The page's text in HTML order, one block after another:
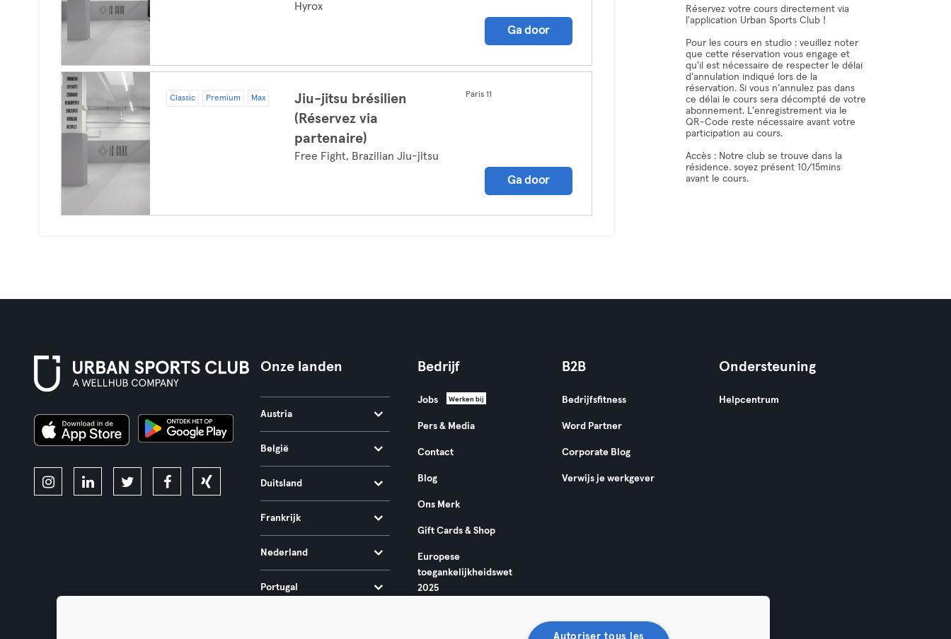
Hyrox
Ga door
Classic Premium Max
Jiu-jitsu brésilien
(Réservez via
partenaire)
Free Fight, Brazilian Jiu-jitsu
Paris 11
Ga door
Réservez votre cours directement via
l'application Urban Sports Club !
Pour les cours en studio : veuillez noter
que cette réservation vous engage et
qu'il est nécessaire de respecter le délai
d'annulation indiqué lors de la
réservation. Si vous n'annulez pas dans
ce délai le cours sera décompté de votre
abonnement. L'enregistrement via le
QR-Code reste nécessaire avant votre
participation au cours.
Accès : Notre club se trouve dans la
résidence. soyez présent 10/15mins
avant le cours.
Onze landen
Austria
België
Duitsland
Frankrijk
Nederland
Portugal
Bedrijf
Jobs Werken bij
Pers & Media
Contact
Blog
Ons Merk
Gift Cards & Shop
Europese
toegankelijkheidswet
2025
B2B
Bedrijfsfitness
Word Partner
Corporate Blog
Verwijs je werkgever
Ondersteuning
Helpcentrum
Autoriser tous les